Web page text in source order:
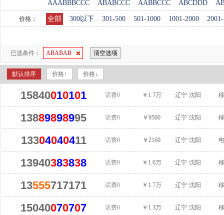
AAABBBCCC
ABABCCC AABBCCC ABCDDD
价格： 全部 300以下 301-500 501-1000 1001-2000
已选条件： ABABAB 清空选项
默认排序 价格↑ 价格↓
15840010101 话费0 ￥1.7万 辽宁·沈阳
13889898995 话费0 ￥9500 辽宁·沈阳
13304040411 话费0 ￥2160 辽宁·沈阳
13940383838 话费0 ￥1.6万 辽宁·沈阳
13555717171 话费0 ￥1.7万 辽宁·沈阳
15040070707 话费0 ￥1.3万 辽宁·沈阳